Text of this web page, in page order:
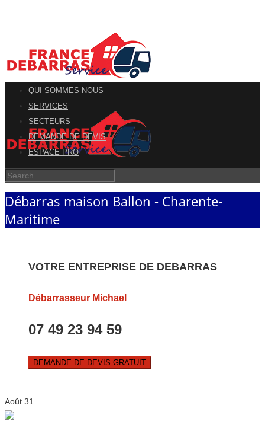
QUI SOMMES-NOUS
SERVICES
SECTEURS
DEMANDE DE DEVIS
ESPACE PRO
Débarras maison Ballon - Charente-
Maritime
VOTRE ENTREPRISE DE DEBARRAS
Débarrasseur Michael
07 49 23 94 59
DEMANDE DE DEVIS GRATUIT
Août 31